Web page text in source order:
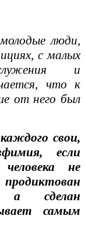
люди,
с малых
и
что к
от него был
свои,
если
не
а сделан
самым